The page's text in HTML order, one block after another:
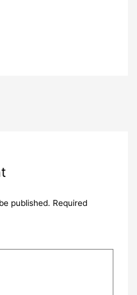
published. Required